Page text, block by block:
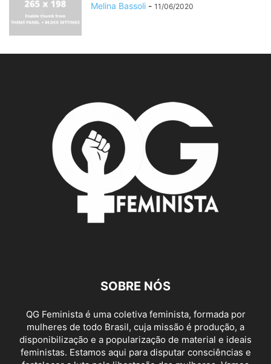
Melina Bassoli - 11/06/2020
SOBRE NÓS
QG Feminista é uma coletiva feminista, formada por
mulheres de todo Brasil, cuja missão é produção, a
disponibilização e a popularização de material e ideais
feministas. Estamos aqui para disputar consciências e